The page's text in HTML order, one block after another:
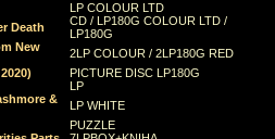
LP COLOUR LTD
Death
CD / LP180G COLOUR LTD /
LP180G
New
2LP COLOUR / 2LP180G RED
PICTURE DISC LP180G
LP
&
LP WHITE
PUZZLE